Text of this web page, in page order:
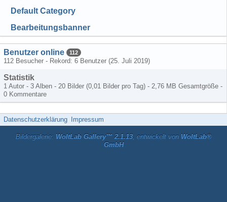
Default Category
Bearbeitungsbanner
Benutzer online 112
112 Besucher - Rekord: 6 Benutzer (25. Juli 2019)
Statistik
1 Autor - 3 Alben - 20 Bilder (0,01 Bilder pro Tag) - 2,76 MB Gesamtgröße -
0 Kommentare
Datenschutzerklärung Impressum
Bildergalerie: WoltLab Gallery™ 2.1.13, entwickelt von WoltLab®
GmbH